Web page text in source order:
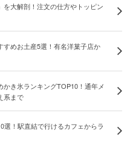
を大解剖！注文の仕方やトッピン
すめお土産5選！有名洋菓子店か
かき氷ランキングTOP10！通年メ
系まで
選！駅直結で行けるカフェからラ